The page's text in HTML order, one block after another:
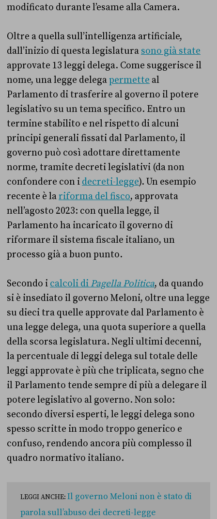
modificato durante l’esame alla Camera.
Oltre a quella sull’intelligenza artificiale,
dall’inizio di questa legislatura sono già state
approvate 13 leggi delega. Come suggerisce il
nome, una legge delegapermette al
Parlamento di trasferire al governo il potere
legislativo su un tema specifico. Entro un
termine stabilito e nel rispetto di alcuni
principi generali fissati dal Parlamento, il
governo può così adottare direttamente
norme, tramite decreti legislativi (da non
confondere con i decreti-legge). Un esempio
recente è lariforma del fisco, approvata
nell’agosto 2023: con quella legge, il
Parlamento ha incaricato il governo di
riformare il sistema fiscale italiano, un
processo già a buon punto.
Secondo i calcoli di Pagella Politica, da quando
si è insediato il governo Meloni, oltre una legge
su dieci tra quelle approvate dal Parlamento è
una legge delega, una quota superiore a quella
della scorsa legislatura. Negli ultimi decenni,
la percentuale di leggi delega sul totale delle
leggi approvate è più che triplicata, segno che
il Parlamento tende sempre di più a delegare il
potere legislativo al governo. Non solo:
secondo diversi esperti, le leggi delega sono
spesso scritte in modo troppo generico e
confuso, rendendo ancora più complesso il
quadro normativo italiano.
LEGGI ANCHE: Il governo Meloni non è stato di
parola sull’abuso dei decreti-legge